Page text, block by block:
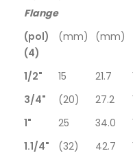
Flange
(pol)
(4)
(mm) (mm)
1/2" 15 21.7
3/4"
(20) 27.2
1"
25 34.0
1.1/4"
(32) 42.7